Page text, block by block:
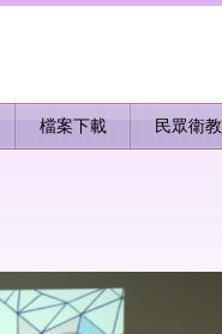
檔案下載 民眾衛